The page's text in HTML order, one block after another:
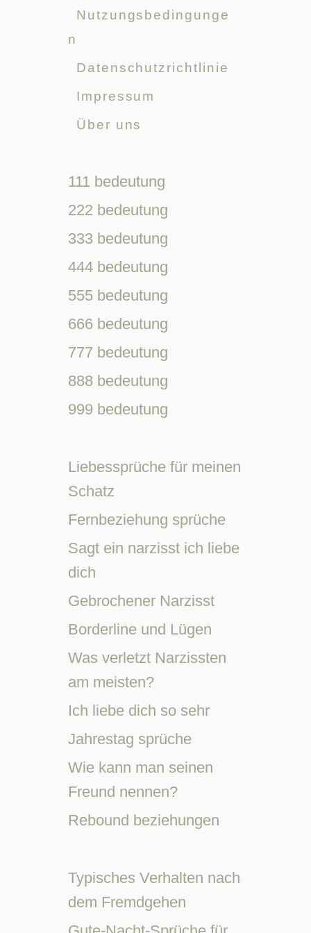
Nutzungsbedingunge
n
Datenschutzrichtlinie
Impressum
Über uns
111 bedeutung
222 bedeutung
333 bedeutung
444 bedeutung
555 bedeutung
666 bedeutung
777 bedeutung
888 bedeutung
999 bedeutung
Liebessprüche für meinen
Schatz
Fernbeziehung sprüche
Sagt ein narzisst ich liebe
dich
Gebrochener Narzisst
Borderline und Lügen
Was verletzt Narzissten
am meisten?
Ich liebe dich so sehr
Jahrestag sprüche
Wie kann man seinen
Freund nennen?
Rebound beziehungen
Typisches Verhalten nach
dem Fremdgehen